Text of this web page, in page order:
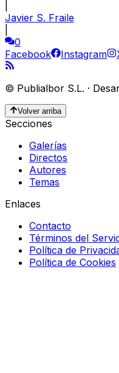
Javier S. Fraile
0
Facebook
Instagram
© Publialbor S.L. ·
Volver arriba
Secciones
Galerías
Directos
Autores
Temas
Enlaces
Contacto
Términos del
Política de
Política de Cookies